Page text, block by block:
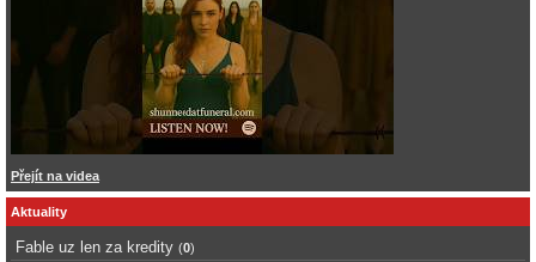
Přejít na videa
Aktuality
Fable uz len za kredity (0)